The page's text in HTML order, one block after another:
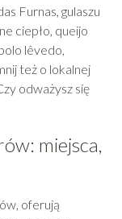
Furnas, gulaszu
ciepło, queijo
lêvedo,
też o lokalnej
odważysz się
miejsca,
oferują